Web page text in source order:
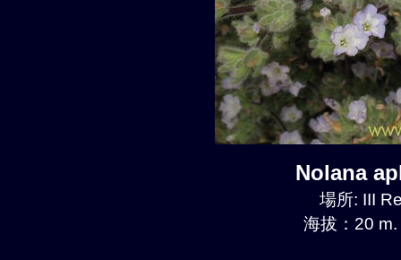
Nolana
場所: III
海拔：20